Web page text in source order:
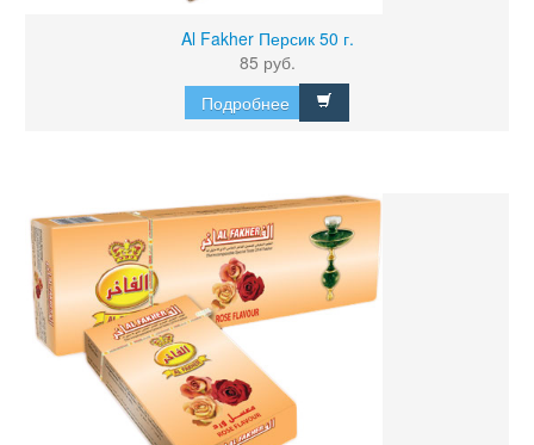
Al Fakher Персик 50 г.
85 руб.
Подробнее